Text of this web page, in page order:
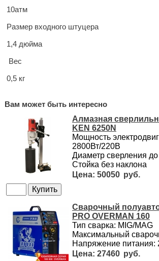
10атм
Размер входного штуцера
1,4 дюйма
Вес
0,5 кг
Вам может быть интересно
Алмазная
KEN 6250N
Мощность
2800Вт/220В
Диаметр сверления
Стойка без наклона
50050
Сварочный
PRO OVERMAN 160
Тип сварка: MIG/MAG
Максимальный
Напряжение питания:
27460